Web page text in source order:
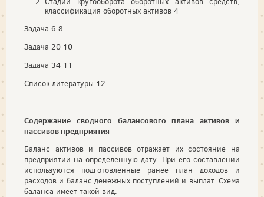
классификация оборотных активов 4
Задача 6 8
Задача 20 10
Задача 34 11
Список литературы 12
Содержание сводного балансового плана активов и
пассивов предприятия
Баланс активов и пассивов отражает их состояние на
предприятии на определенную дату. При его составлении
используются подготовленные ранее план доходов и
расходов и баланс денежных поступлений и выплат. Схема
баланса имеет такой вид.